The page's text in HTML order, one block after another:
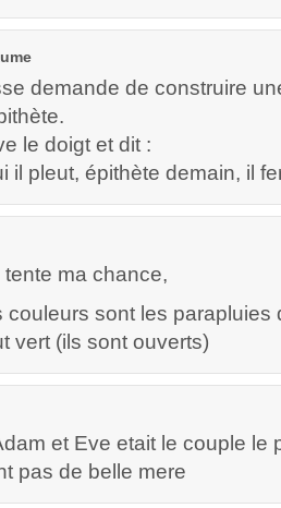
demande de construire
le doigt et dit :
il pleut, épithète demain, il
tente ma chance,
couleurs sont les parapluies
vert (ils sont ouverts)
et Eve etait le couple le
pas de belle mere